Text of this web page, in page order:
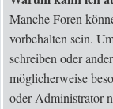
Manche Foren
vorbehalten sein.
schreiben oder
möglicherweise
oder Administrator